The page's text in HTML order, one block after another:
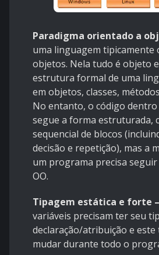
Paradigma orientado a
uma linguagem tipicamente
objetos. Nela tudo é objeto
estrutura formal de uma
em objetos, classes,
No entanto, o código
segue a forma estruturada,
sequencial de blocos
decisão e repetição), mas a
um programa precisa
OO.
Tipagem estática e forte –
variáveis precisam ter seu
declaração/atribuição e
mudar durante todo o